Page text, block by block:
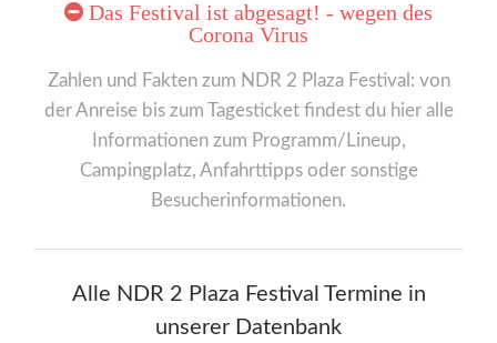
Das Festival ist abgesagt! - wegen des
Corona Virus
Zahlen und Fakten zum NDR 2 Plaza Festival: von
der Anreise bis zum Tagesticket findest du hier alle
Informationen zum Programm/Lineup,
Campingplatz, Anfahrttipps oder sonstige
Besucherinformationen.
Alle NDR 2 Plaza Festival Termine in
unserer Datenbank